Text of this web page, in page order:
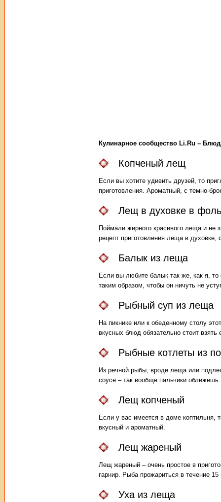
Кулинарное сообщество Li.Ru –
Копченый лещ
Если вы хотите удивить друзей, то
приготовления. Ароматный, с темно-
Лещ в духовке в
Поймали жирного красивого леща и не
рецепт приготовления леща в
Балык из леща
Если вы любите балык так же, как я,
таким образом, чтобы он ничуть не
Рыбный суп из леща
На пикнике или к обеденному столу
вкусных блюд обязательно стоит взять
Рыбные котлеты из
Из речной рыбы, вроде леща или
соусе – так вообще пальчики
Лещ копченый
Если у вас имеется в доме коптильня,
вкусный и ароматный.
Лещ жареный
Лещ жареный – очень простое в
гарнир. Рыба прожариться в течение
Уха из леща